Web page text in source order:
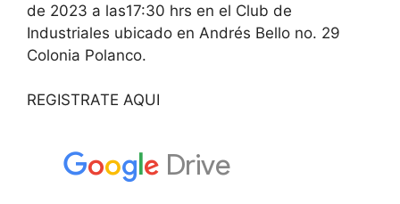
de 2023 a las17:30 hrs en el Club de
Industriales ubicado en Andrés Bello no. 29
Colonia Polanco.
REGISTRATE AQUI